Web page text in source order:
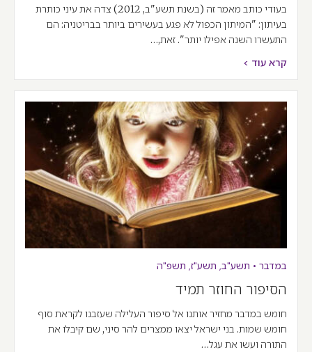
בעודי כותב מאמר זה (בשנת תשע"ב, 2012) צדה את עיני כותרת
בעיתון: "המיתון הכפול לא פגע בעשירים ביותר בבריטניה: הם
התעשרו השנה אפילו יותר". זאת,…
קרא עוד >
במדבר • תשע"ב, תשע"ז, תשפ"ה
הסיפור החוזר תמיד
חומש במדבר מחזיר אותנו אל סיפור העלילה שעזבנו לקראת סוף
חומש שמות. בני ישראל יצאו ממצרים להר סיני, שם קיבלו את
התורה ועשו את עגל…